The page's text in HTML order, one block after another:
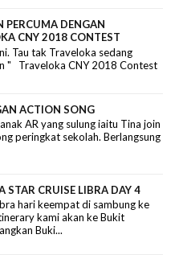
PERCUMA DENGAN
CNY 2018 CONTEST
Tau tak Traveloka sedang
" Traveloka CNY 2018 Contest
ACTION SONG
AR yang sulung iaitu Tina join
peringkat sekolah. Berlangsung
STAR CRUISE LIBRA DAY 4
hari keempat di sambung ke
kami akan ke Bukit
Buki...